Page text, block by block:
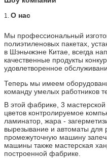
1. О нас
Мы профессиональный
полиэтиленовых пакетах,
в Шэньчжэне Китае, всегда
качественные продукты
удовлетворенное
Теперь мы имеем
команду умелых работников
В этой фабрике, 3
цветов контролируемое
ламинатор, жара -
вырезывание и автоматы для
промежуточную машину
машины также мастерская
построенной фабрике.